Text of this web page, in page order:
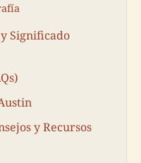
Significado
y Recursos